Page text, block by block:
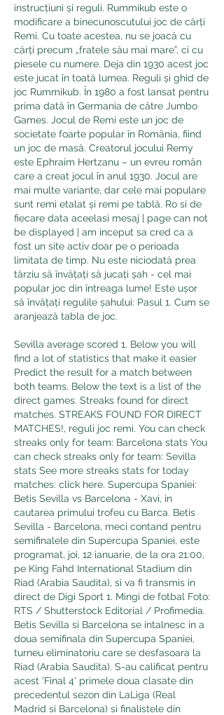
instrucțiuni și reguli. Rummikub este o
modificare a binecunoscutului joc de cărți
Remi. Cu toate acestea, nu se joacă cu
cărți precum „fratele său mai mare”, ci cu
piesele cu numere. Deja din 1930 acest joc
este jucat în toată lumea. Reguli și ghid de
joc Rummikub. În 1980 a fost lansat pentru
prima dată în Germania de către Jumbo
Games. Jocul de Remi este un joc de
societate foarte popular în România, fiind
un joc de masă. Creatorul jocului Remy
este Ephraim Hertzanu – un evreu român
care a creat jocul în anul 1930. Jocul are
mai multe variante, dar cele mai populare
sunt remi etalat și remi pe tablă. Ro si de
fiecare data aceelasi mesaj | page can not
be displayed | am inceput sa cred ca a
fost un site activ doar pe o perioada
limitata de timp. Nu este niciodată prea
târziu să învățați să jucați șah - cel mai
popular joc din întreaga lume! Este ușor
să învățați regulile șahului: Pasul 1. Cum se
aranjează tabla de joc.
Sevilla average scored 1. Below you will
find a lot of statistics that make it easier
Predict the result for a match between
both teams. Below the text is a list of the
direct games. Streaks found for direct
matches. STREAKS FOUND FOR DIRECT
MATCHES!, reguli joc remi. You can check
streaks only for team: Barcelona stats You
can check streaks only for team: Sevilla
stats See more streaks stats for today
matches: click here. Supercupa Spaniei:
Betis Sevilla vs Barcelona - Xavi, in
cautarea primului trofeu cu Barca. Betis
Sevilla - Barcelona, meci contand pentru
semifinalele din Supercupa Spaniei, este
programat, joi, 12 ianuarie, de la ora 21:00,
pe King Fahd International Stadium din
Riad (Arabia Saudita), si va fi transmis in
direct de Digi Sport 1. Mingi de fotbal Foto:
RTS / Shutterstock Editorial / Profimedia.
Betis Sevilla si Barcelona se intalnesc in a
doua semifinala din Supercupa Spaniei,
turneu eliminatoriu care se desfasoara la
Riad (Arabia Saudita). S-au calificat pentru
acest 'Final 4' primele doua clasate din
precedentul sezon din LaLiga (Real
Madrid si Barcelona) si finalistele din